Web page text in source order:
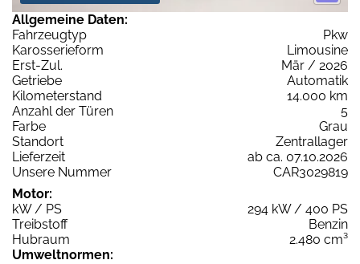
Allgemeine Daten:
Fahrzeugtyp
Pkw
Karosserieform
Limousine
Erst-Zul.
Mär / 2026
Getriebe
Automatik
Kilometerstand
14.000 km
Anzahl der Türen
5
Farbe
Grau
Standort
Zentrallager
Lieferzeit
ab ca. 07.10.2026
Unsere Nummer
CAR3029819
Motor:
kW / PS
294 kW / 400 PS
Treibstoff
Benzin
Hubraum
2.480 cm³
Umweltnormen: